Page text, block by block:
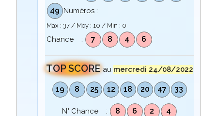
49 Numéros :
Max : 37/ Moy : 10 / Min : 0
Chance : 7 8 4 6
TOP SCORE au mercredi 24/08/2022
19 8 25 12 18 20 47 33
N° Chance : 8 6 2 4